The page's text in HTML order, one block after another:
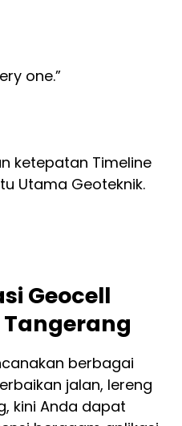
one.”
ketepatan Timeline
Utama Geoteknik.
Geocell
berbagai
jalan, lereng
kini Anda dapat